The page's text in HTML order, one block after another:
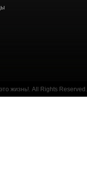
жизнь!. All Rights Reserved.